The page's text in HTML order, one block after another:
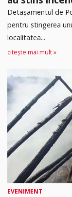
Detașamentul de
pentru stingerea
localitatea...
citește mai mult »
EVENIMENT